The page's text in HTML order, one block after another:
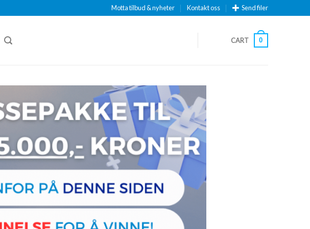
Motta tilbud & nyheter Kontakt oss Send filer
CART 0